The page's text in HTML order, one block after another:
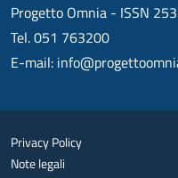
Progetto Omnia - ISSN
Tel. 051 763200
E-mail:
Privacy Policy
Note legali